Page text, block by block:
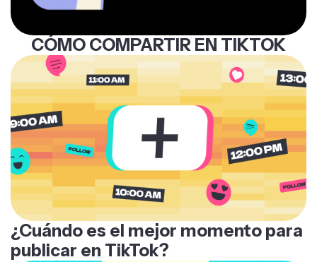
CÓMO COMPARTIR EN TIKTOK
¿Cuándo es el mejor momento para
publicar en TikTok?